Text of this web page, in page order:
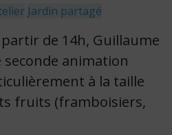
Jardin partagé
de 14h, Guillaume
animation
à la taille
fruits (framboisiers,